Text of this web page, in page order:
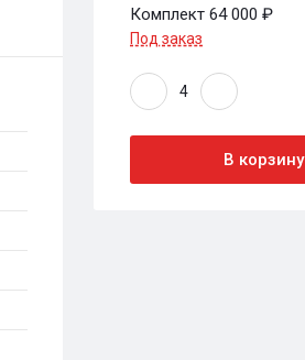
Комплект 64 000 ₽
Под заказ
В корзину